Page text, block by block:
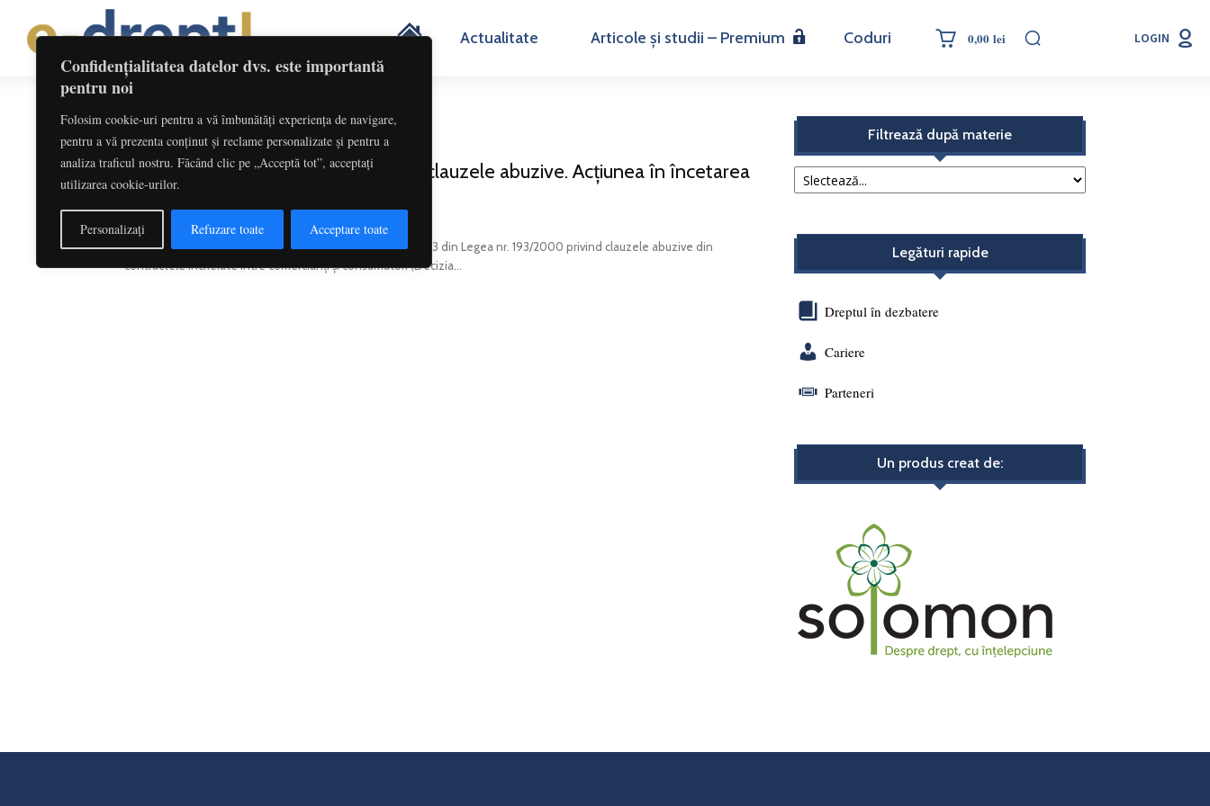
Confidențialitatea datelor dvs. este importantă
pentru noi
Folosim cookie-uri pentru a vă îmbunătăți experiența de navigare,
pentru a vă prezenta conținut și reclame personalizate și pentru a
analiza traficul nostru. Făcând clic pe „Acceptă tot”, acceptați
utilizarea cookie-urilor.
Personalizați Refuzare toate Acceptare toate
H
e
Actualitate Articole și studii – Premium Coduri 0,00 lei LOGIN
Etichetă: Actiune Populara
Aplicarea în timp a normelor privind clauzele abuzive. Acțiunea în încetarea
utilizării clauzelor abuzive...
decembrie 4, 2017
Respingerea excepțiilor de neconstituționalitate a art. 12-13 din Legea nr. 193/2000 privind clauzele abuzive din
contractele încheiate între comercianți și consumatori (Decizia...
Filtrează după materie
Legături rapide
Dreptul în dezbatere
Cariere
Parteneri
Un produs creat de: